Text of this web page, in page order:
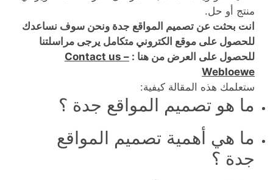
منتج أو حل.
انت بحثت عن تصميم المواقع جدة ونحن سوف نساعدك
للحصول على موقع الكتروني متكامل يرجى مراسلتنا
للحصول على العرض من هنا : Contact us –
Webloewe
ستعلمك هذه المقالة كيفية:
ما هو تصميم المواقع جدة ؟
ما هي أهمية تصميم المواقع
جدة ؟